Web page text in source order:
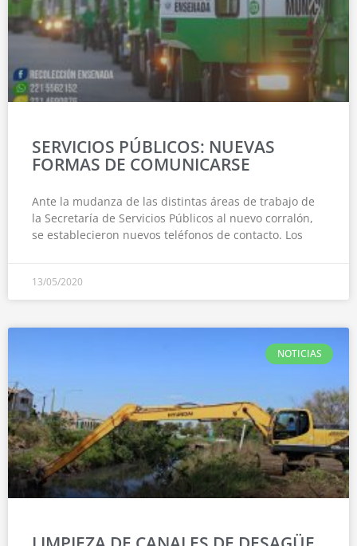
SERVICIOS PÚBLICOS: NUEVAS
FORMAS DE COMUNICARSE
Ante la mudanza de las distintas áreas de trabajo de
la Secretaría de Servicios Públicos al nuevo corralón,
se establecieron nuevos teléfonos de contacto. Los
13/05/2020
NOTICIAS